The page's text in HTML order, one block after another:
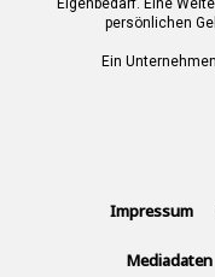
Eigenbedarf. Eine
persönlichen
Ein
Impressum
Mediadaten